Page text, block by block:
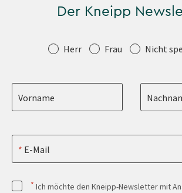
Der Kneipp
Anrede Herr Frau Nicht
Vorname
E-Mail
* Ich möchte den Kneipp-Newsletter mit